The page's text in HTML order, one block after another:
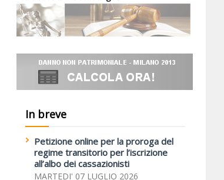
In breve
Petizione online per la proroga del
regime transitorio per l’iscrizione
all’albo dei cassazionisti
MARTEDI' 07 LUGLIO 2026